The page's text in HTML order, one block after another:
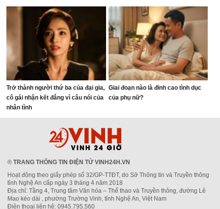
Trở thành người thứ ba của đại gia,
cô gái nhận kết đắng vì câu nói của
nhân tình
Giai đoạn nào là đỉnh cao tình dục
của phụ nữ?
® TRANG THÔNG TIN ĐIỆN TỬ VINH24H.VN
Hoạt động theo giấy phép số 32/GP-TTĐT, do Sở Thông tin và Truyền thông
tỉnh Nghệ An cấp ngày 3 tháng 4 năm 2018
Địa chỉ: Tầng 4, Trung tâm Văn hóa – Thể thao và Truyền thông, đường Lê
Mao kéo dài , phường Trường Vinh, tỉnh Nghệ An, Việt Nam
Điện thoại liên hệ: 0945.795.560